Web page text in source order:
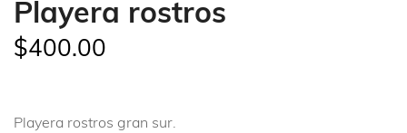
Playera rostros
$400.00
Playera rostros gran sur.